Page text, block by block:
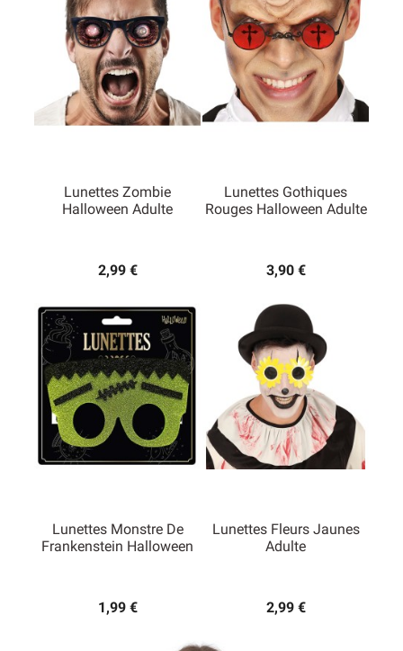
Lunettes Zombie
Halloween Adulte
2,99 €
Lunettes Gothiques
Rouges Halloween Adulte
3,90 €
Lunettes Monstre De
Frankenstein Halloween
1,99 €
Lunettes Fleurs Jaunes
Adulte
2,99 €